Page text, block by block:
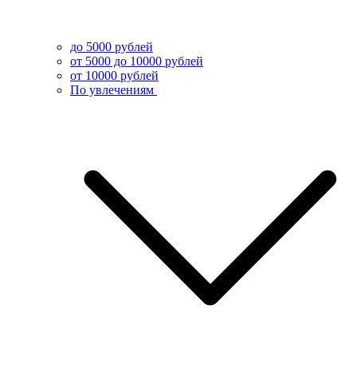
до 5000 рублей
от 5000 до 10000 рублей
от 10000 рублей
По увлечениям